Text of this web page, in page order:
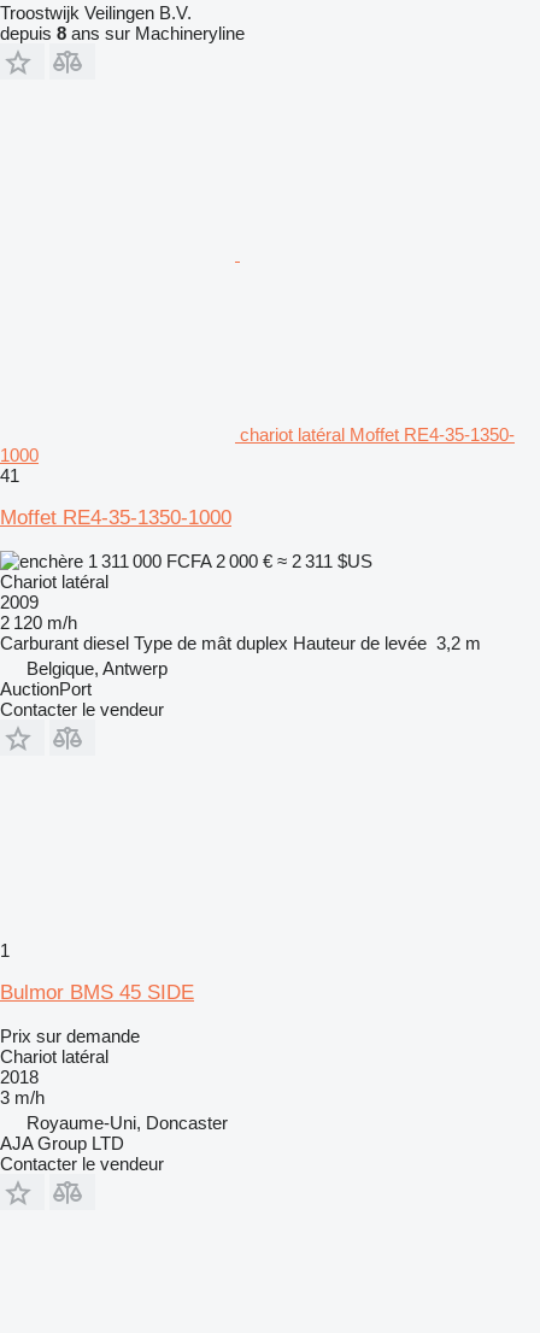
Troostwijk Veilingen B.V.
depuis 8 ans sur Machineryline
chariot latéral Moffet RE4-35-1350-
1000
41
Moffet RE4-35-1350-1000
1 311 000 FCFA 2 000 € ≈ 2 311 $US
Chariot latéral
2009
2 120 m/h
Carburant diesel Type de mât duplex Hauteur de levée 3,2 m
Belgique, Antwerp
AuctionPort
Contacter le vendeur
1
Bulmor BMS 45 SIDE
Prix sur demande
Chariot latéral
2018
3 m/h
Royaume-Uni, Doncaster
AJA Group LTD
Contacter le vendeur